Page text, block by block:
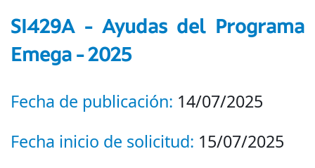
SI429A - Ayudas del Programa
Emega - 2025
Fecha de publicación: 14/07/2025
Fecha inicio de solicitud: 15/07/2025